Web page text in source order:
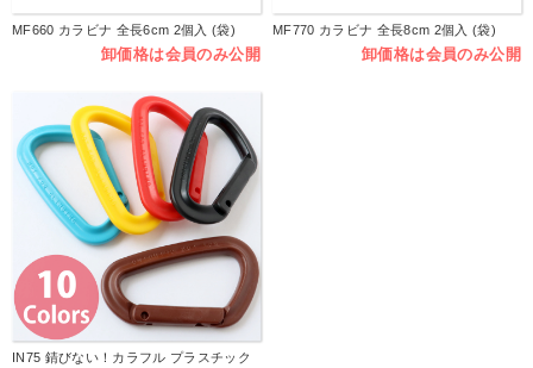
MF660 カラビナ 全長6cm 2個入 (袋)
卸価格は会員のみ公開
MF770 カラビナ 全長8cm 2個入 (袋)
卸価格は会員のみ公開
IN75 錆びない！カラフル プラスチック